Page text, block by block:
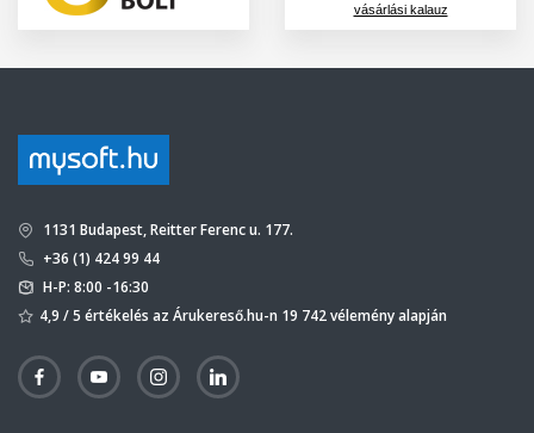
vásárlási kalauz
1131 Budapest, Reitter Ferenc u. 177.
+36 (1) 424 99 44
H-P: 8:00 -16:30
4,9 / 5 értékelés az Árukereső.hu-n 19 742 vélemény alapján